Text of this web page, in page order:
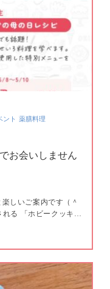
ント 薬膳料理
お会いしません
しいご案内です（＾
れる 「ホビークッキ…